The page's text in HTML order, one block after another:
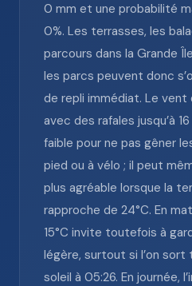
0 mm et une probabilité
0%. Les terrasses, les
parcours dans la Grande
les parcs peuvent donc
de repli immédiat. Le vent
avec des rafales jusqu’à
faible pour ne pas gêner
pied ou à vélo ; il peut
plus agréable lorsque la
rapproche de 24°C. En
15°C invite toutefois à
légère, surtout si l’on
soleil à 05:26. En journée,